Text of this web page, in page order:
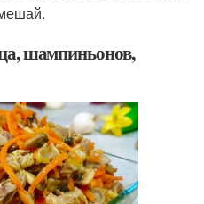
шампиньонов,